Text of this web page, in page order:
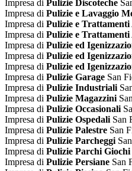
Impresa di Pulizie Discoteche
Impresa di Pulizie e Lavaggio
Impresa di Pulizie e
Impresa di Pulizie e
Impresa di Pulizie ed
Impresa di Pulizie ed
Impresa di Pulizie ed
Impresa di Pulizie Garage San
Impresa di Pulizie Industriali
Impresa di Pulizie Magazzini
Impresa di Pulizie Occasionali
Impresa di Pulizie Ospedali San
Impresa di Pulizie Palestre San
Impresa di Pulizie Parcheggi
Impresa di Pulizie Parchi Giochi
Impresa di Pulizie Persiane San